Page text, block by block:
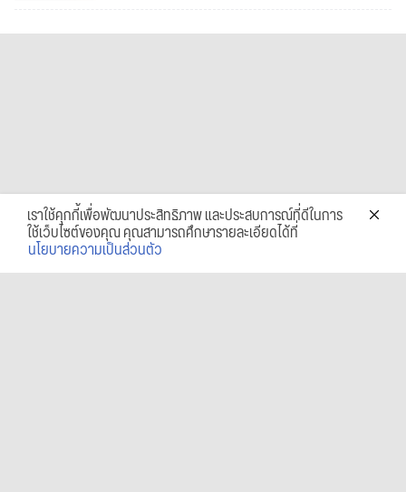
เราใช้คุกกี้เพื่อพัฒนาประสิทธิภาพ และประสบการณ์ที่ดีในการ
ใช้เว็บไซต์ของคุณ คุณสามารถศึกษารายละเอียดได้ที่
นโยบายความเป็นส่วนตัว